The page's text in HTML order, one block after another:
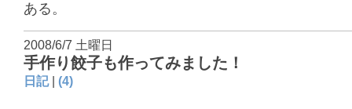
ある。
2008/6/7 土曜日
手作り餃子も作ってみました！
日記| (4)